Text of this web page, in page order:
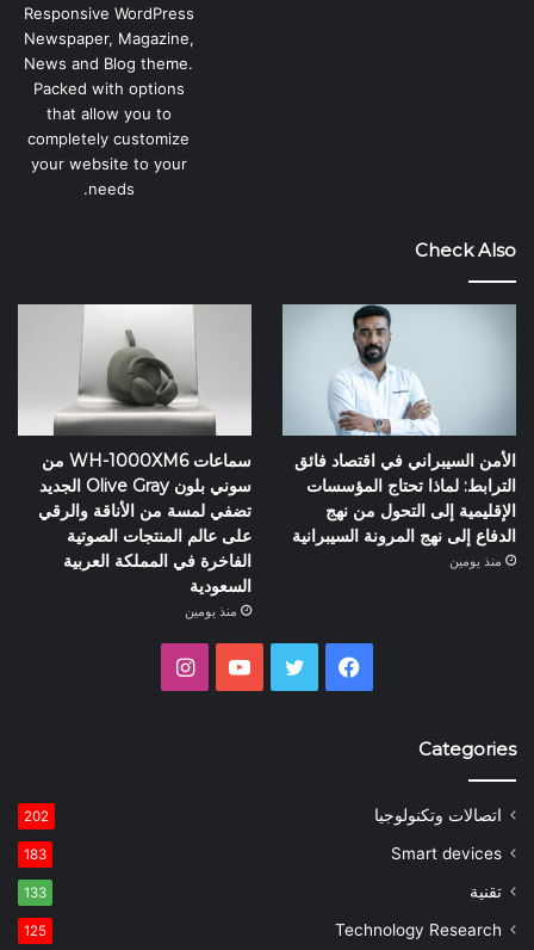
Responsive WordPress
Newspaper, Magazine,
News and Blog theme.
Packed with options
that allow you to
completely customize
your website to your
needs.
Check Also
الأمن السيبراني في اقتصاد فائق
الترابط: لماذا تحتاج المؤسسات
الإقليمية إلى التحول من نهج
الدفاع إلى نهج المرونة السيبرانية
منذ يومين
سماعات WH-1000XM6 من
سوني بلون Olive Gray الجديد
تضفي لمسة من الأناقة والرقي
على عالم المنتجات الصوتية
الفاخرة في المملكة العربية
السعودية
منذ يومين
فيسبوك تويتر يوتيوبانستقرام
Categories
اتصالات وتكنولوجيا 202
Smart devices
183
تقنية 133
Technology Research
125